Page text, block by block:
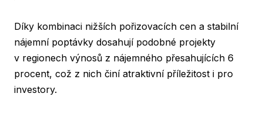
Díky kombinaci nižších pořizovacích cen a stabilní
nájemní poptávky dosahují podobné projekty
v regionech výnosů z nájemného přesahujících 6
procent, což z nich činí atraktivní příležitost i pro
investory.